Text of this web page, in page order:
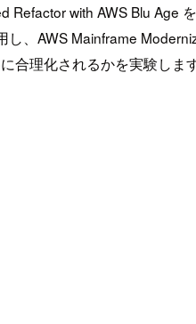
Refactor with AWS Blu
、AWS Mainframe
理化されるかを実験しま